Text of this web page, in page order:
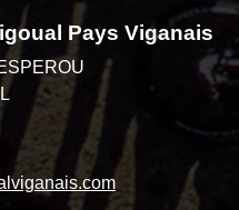
Pays Viganais